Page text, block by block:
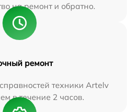
на ремонт и обратно.
ремонт
техники Artelv
в течение 2 часов.